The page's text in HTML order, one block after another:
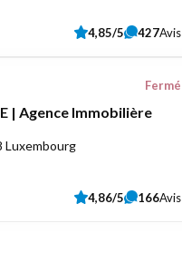
4,85/5 427Avis
| Agence Immobilière
Luxembourg
Fermé
4,86/5 166Avis